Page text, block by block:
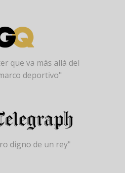
que va más allá del
deportivo"
digno de un rey"